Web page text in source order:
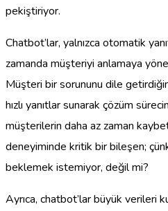
pekiştiriyor.
Chatbot’lar, yalnızca otomatik
zamanda müşteriyi anlamaya
Müşteri bir sorununu dile
hızlı yanıtlar sunarak çözüm
müşterilerin daha az zaman
deneyiminde kritik bir bileşen;
beklemek istemiyor, değil mi?
Ayrıca, chatbot’lar büyük verileri